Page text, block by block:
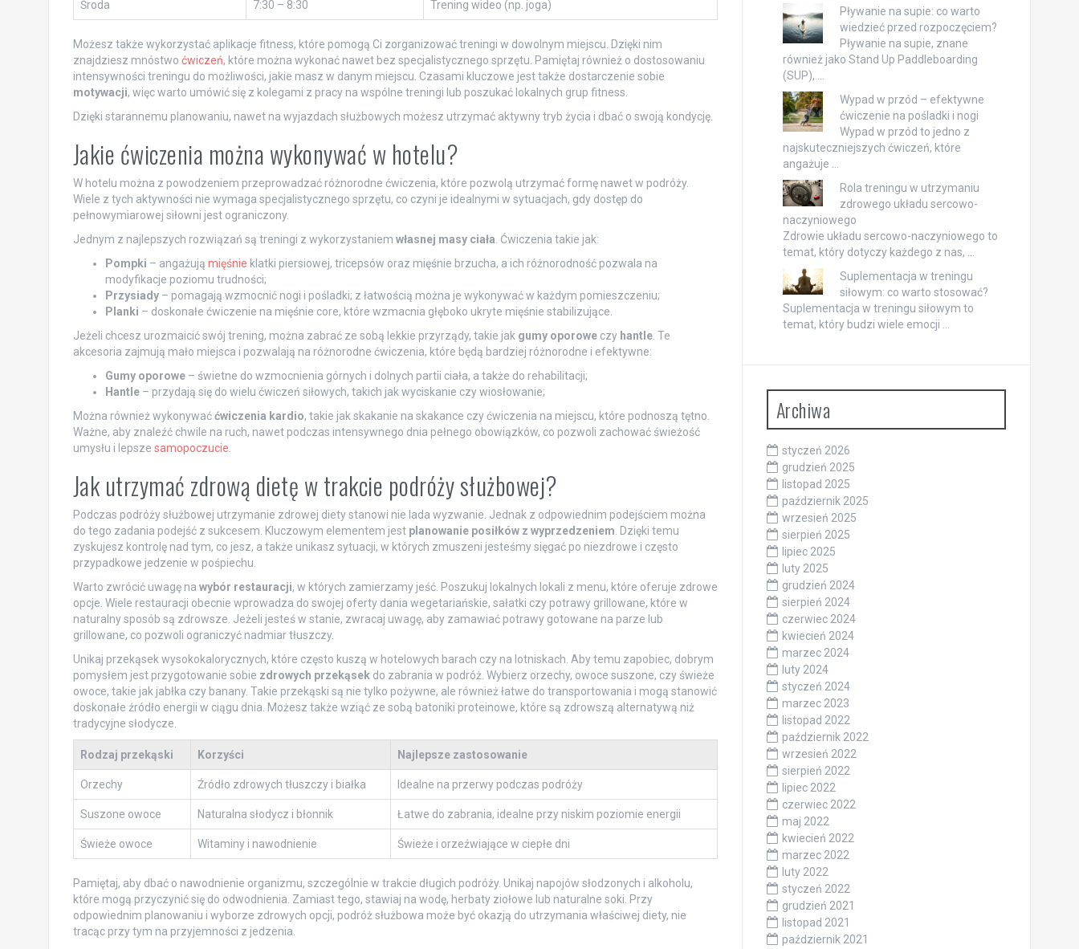
Środa 7:30 – 8:30 Trening wideo (np. joga)
Możesz także wykorzystać aplikacje fitness, które pomogą Ci zorganizować treningi w dowolnym miejscu. Dzięki nim
znajdziesz mnóstwo ćwiczeń, które można wykonać nawet bez specjalistycznego sprzętu. Pamiętaj również o dostosowaniu
intensywności treningu do możliwości, jakie masz w danym miejscu. Czasami kluczowe jest także dostarczenie sobie
motywacji, więc warto umówić się z kolegami z pracy na wspólne treningi lub poszukać lokalnych grup fitness.
Dzięki starannemu planowaniu, nawet na wyjazdach służbowych możesz utrzymać aktywny tryb życia i dbać o swoją kondycję.
Jakie ćwiczenia można wykonywać w hotelu?
W hotelu można z powodzeniem przeprowadzać różnorodne ćwiczenia, które pozwolą utrzymać formę nawet w podróży.
Wiele z tych aktywności nie wymaga specjalistycznego sprzętu, co czyni je idealnymi w sytuacjach, gdy dostęp do
pełnowymiarowej siłowni jest ograniczony.
Jednym z najlepszych rozwiązań są treningi z wykorzystaniem własnej masy ciała. Ćwiczenia takie jak:
Pompki – angażują mięśnie klatki piersiowej, tricepsów oraz mięśnie brzucha, a ich różnorodność pozwala na
modyfikacje poziomu trudności;
Przysiady– pomagają wzmocnić nogi i pośladki; z łatwością można je wykonywać w każdym pomieszczeniu;
Planki – doskonałe ćwiczenie na mięśnie core, które wzmacnia głęboko ukryte mięśnie stabilizujące.
Jeżeli chcesz urozmaicić swój trening, można zabrać ze sobą lekkie przyrządy, takie jak gumy oporoweczy hantle. Te
akcesoria zajmują mało miejsca i pozwalają na różnorodne ćwiczenia, które będą bardziej różnorodne i efektywne:
Gumy oporowe– świetne do wzmocnienia górnych i dolnych partii ciała, a także do rehabilitacji;
Hantle– przydają się do wielu ćwiczeń siłowych, takich jak wyciskanie czy wiosłowanie;
Można również wykonywaććwiczenia kardio, takie jak skakanie na skakance czy ćwiczenia na miejscu, które podnoszą tętno.
Ważne, aby znaleźć chwile na ruch, nawet podczas intensywnego dnia pełnego obowiązków, co pozwoli zachować świeżość
umysłu i lepsze samopoczucie.
Jak utrzymać zdrową dietę w trakcie podróży służbowej?
Podczas podróży służbowej utrzymanie zdrowej diety stanowi nie lada wyzwanie. Jednak z odpowiednim podejściem można
do tego zadania podejść z sukcesem. Kluczowym elementem jest planowanie posiłków z wyprzedzeniem. Dzięki temu
zyskujesz kontrolę nad tym, co jesz, a także unikasz sytuacji, w których zmuszeni jesteśmy sięgać po niezdrowe i często
przypadkowe jedzenie w pośpiechu.
Warto zwrócić uwagę na wybór restauracji, w których zamierzamy jeść. Poszukuj lokalnych lokali z menu, które oferuje zdrowe
opcje. Wiele restauracji obecnie wprowadza do swojej oferty dania wegetariańskie, sałatki czy potrawy grillowane, które w
naturalny sposób są zdrowsze. Jeżeli jesteś w stanie, zwracaj uwagę, aby zamawiać potrawy gotowane na parze lub
grillowane, co pozwoli ograniczyć nadmiar tłuszczy.
Unikaj przekąsek wysokokalorycznych, które często kuszą w hotelowych barach czy na lotniskach. Aby temu zapobiec, dobrym
pomysłem jest przygotowanie sobie zdrowych przekąsekdo zabrania w podróż. Wybierz orzechy, owoce suszone, czy świeże
owoce, takie jak jabłka czy banany. Takie przekąski są nie tylko pożywne, ale również łatwe do transportowania i mogą stanowić
doskonałe źródło energii w ciągu dnia. Możesz także wziąć ze sobą batoniki proteinowe, które są zdrowszą alternatywą niż
tradycyjne słodycze.
Rodzaj przekąski Korzyści Najlepsze zastosowanie
Orzechy Źródło zdrowych tłuszczy i białka Idealne na przerwy podczas podróży
Suszone owoce Naturalna słodycz i błonnik Łatwe do zabrania, idealne przy niskim poziomie energii
Świeże owoce Witaminy i nawodnienie Świeże i orzeźwiające w ciepłe dni
Pamiętaj, aby dbać o nawodnienie organizmu, szczególnie w trakcie długich podróży. Unikaj napojów słodzonych i alkoholu,
które mogą przyczynić się do odwodnienia. Zamiast tego, stawiaj na wodę, herbaty ziołowe lub naturalne soki. Przy
odpowiednim planowaniu i wyborze zdrowych opcji, podróż służbowa może być okazją do utrzymania właściwej diety, nie
tracąc przy tym na przyjemności z jedzenia.
Pływanie na supie: co warto
wiedzieć przed rozpoczęciem?
Pływanie na supie, znane
również jako Stand Up Paddleboarding
(SUP), …
Wypad w przód – efektywne
ćwiczenie na pośladki i nogi
Wypad w przód to jedno z
najskuteczniejszych ćwiczeń, które
angażuje …
Rola treningu w utrzymaniu
zdrowego układu sercowo-
naczyniowego
Zdrowie układu sercowo-naczyniowego to
temat, który dotyczy każdego z nas, …
Suplementacja w treningu
siłowym: co warto stosować?
Suplementacja w treningu siłowym to
temat, który budzi wiele emocji …
Archiwa
styczeń 2026
grudzień 2025
listopad 2025
październik 2025
wrzesień 2025
sierpień 2025
lipiec 2025
luty 2025
grudzień 2024
sierpień 2024
czerwiec 2024
kwiecień 2024
marzec 2024
luty 2024
styczeń 2024
marzec 2023
listopad 2022
październik 2022
wrzesień 2022
sierpień 2022
lipiec 2022
czerwiec 2022
maj 2022
kwiecień 2022
marzec 2022
luty 2022
styczeń 2022
grudzień 2021
listopad 2021
październik 2021